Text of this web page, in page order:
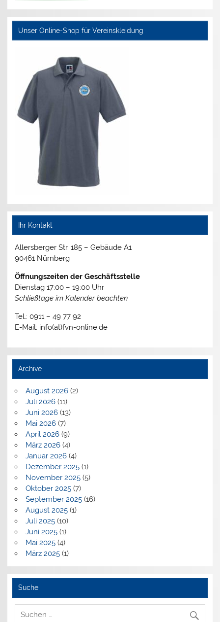
Unser Online-Shop für Vereinskleidung
Ihr Kontakt
Allersberger Str. 185 – Gebäude A1
90461 Nürnberg
Öffnungszeiten der Geschäftsstelle
Dienstag 17:00 – 19:00 Uhr
Schließtage im Kalender beachten
Tel.: 0911 – 49 77 92
E-Mail: info(at)fvn-online.de
Archive
August 2026(2)
Juli 2026(11)
Juni 2026(13)
Mai 2026(7)
April 2026(9)
März 2026(4)
Januar 2026(4)
Dezember 2025(1)
November 2025(5)
Oktober 2025(7)
September 2025(16)
August 2025(1)
Juli 2025(10)
Juni 2025(1)
Mai 2025(4)
März 2025(1)
Suche